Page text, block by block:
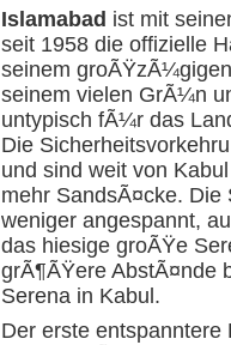
Islamabad ist mit
seit 1958 die offizielle
seinem
seinem vielen GrÃ¼n
untypisch fÃ¼r das
Die
und sind weit von
mehr SandsÃ¤cke.
weniger angespannt,
das hiesige groÃŸe
grÃ¶ÃŸere AbstÃ¤nde
Serena in Kabul.
Der erste